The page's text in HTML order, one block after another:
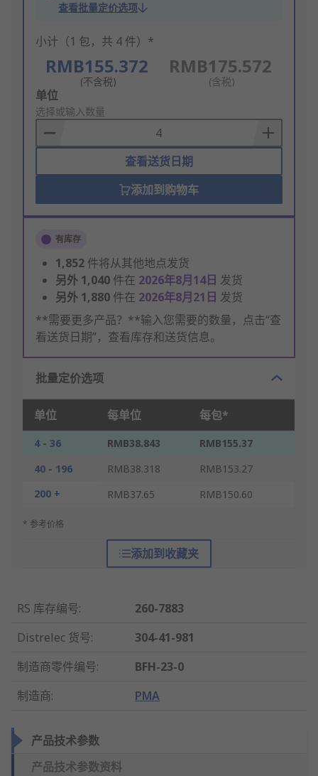
查看批量定价选项
小计（1 包，共 4 件）*
RMB155.372
(不含税)
RMB175.572
(含税)
Add
to
Basket
单位
选择或输入数量
查看送货日期
添加到购物车
有库存
1,852 件将从其他地点发货
另外 1,040 件在 2026年8月14日 发货
另外 1,880 件在 2026年8月21日 发货
**需要更多产品？**输入您需要的数量，点击“查
看送货日期”，查看库存和送货信息。
批量定价选项
单位 每单位 每包*
4 - 36 RMB38.843
RMB155.37
40 - 196
RMB38.318
RMB153.27
200 +
RMB37.65 RMB150.60
* 参考价格
添加到收藏夹
RS 库存编号:
260-7883
Distrelec 货号:
304-41-981
制造商零件编号:
BFH-23-0
制造商: PMA
产品技术参数
产品技术参数资料